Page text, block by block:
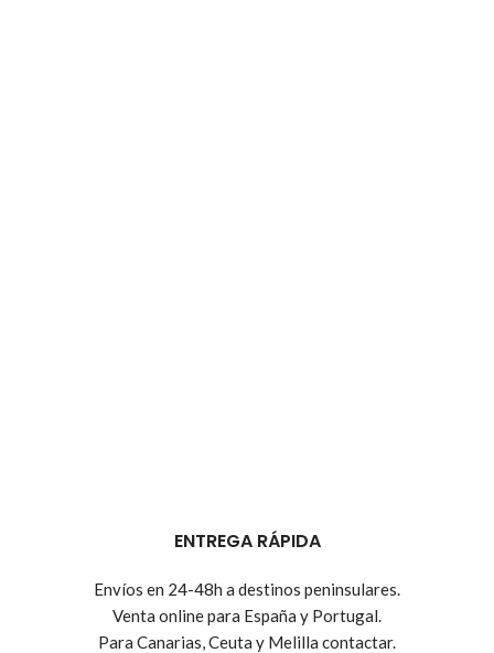
ENTREGA RÁPIDA
Envíos en 24-48h a destinos peninsulares.
Venta online para España y Portugal.
Para Canarias, Ceuta y Melilla contactar.